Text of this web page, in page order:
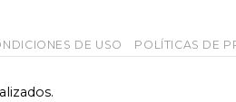
DE USO POLÍTICAS DE